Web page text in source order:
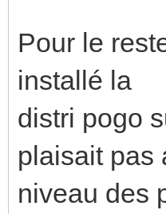
Pour le
installé la
distri pogo
plaisait pas
niveau des